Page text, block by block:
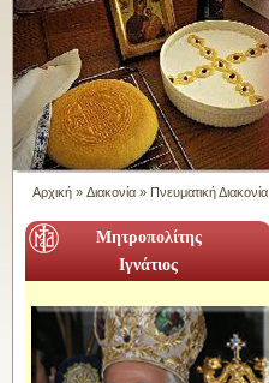
Αρχική » Διακονία » Πνευματική Διακονία
Μητροπολίτης
Ιγνάτιος